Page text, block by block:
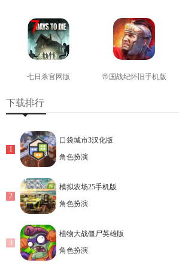
七日杀官网版 帝国战纪怀旧手机版
下载排行
口袋城市3汉化版
角色扮演
模拟农场25手机版
角色扮演
植物大战僵尸英雄版
角色扮演